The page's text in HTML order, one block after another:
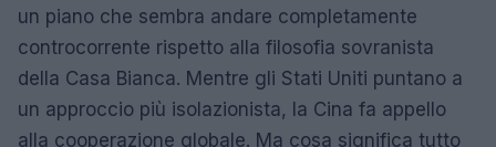
un piano che sembra andare completamente
controcorrente rispetto alla filosofia sovranista
della Casa Bianca. Mentre gli Stati Uniti puntano a
un approccio più isolazionista, la Cina fa appello
alla cooperazione globale. Ma cosa significa tutto